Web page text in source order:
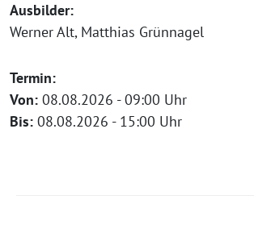
Ausbilder:
Werner Alt, Matthias Grünnagel
Termin:
Von: 08.08.2026 - 09:00 Uhr
Bis: 08.08.2026 - 15:00 Uhr